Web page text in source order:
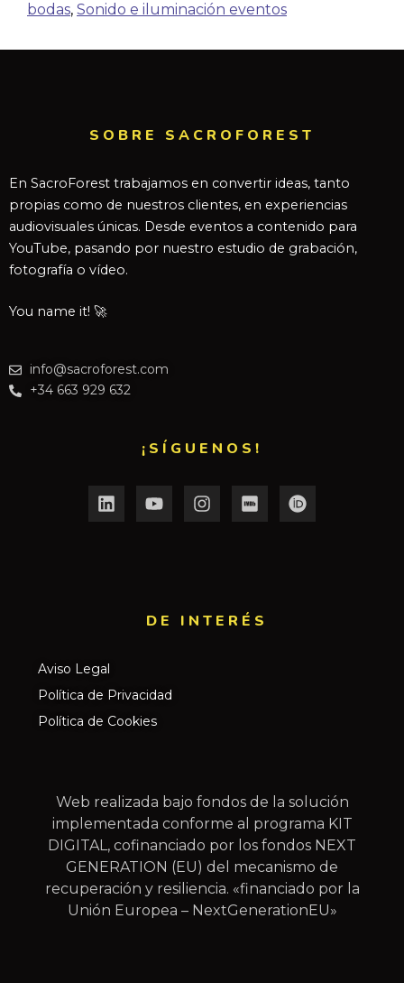
bodas, Sonido e iluminación eventos
SOBRE SACROFOREST
En SacroForest trabajamos en convertir ideas, tanto
propias como de nuestros clientes, en experiencias
audiovisuales únicas. Desde eventos a contenido para
YouTube, pasando por nuestro estudio de grabación,
fotografía o vídeo.
You name it! 🚀
info@sacroforest.com
+34 663 929 632
¡SÍGUENOS!
DE INTERÉS​
Aviso Legal
Política de Privacidad
Política de Cookies
Web realizada bajo fondos de la solución
implementada conforme al programa KIT
DIGITAL, cofinanciado por los fondos NEXT
GENERATION (EU) del mecanismo de
recuperación y resiliencia. «financiado por la
Unión Europea – NextGenerationEU»